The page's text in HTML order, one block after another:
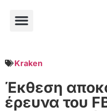
Kraken
Έκθεση
έρευνα του